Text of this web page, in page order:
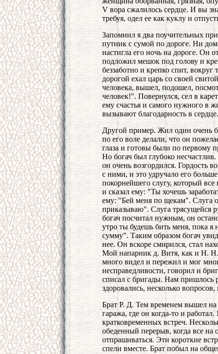
V вора сжалилось сердце. И вы
требуя, одел ее как куклу и
Запомнил я два поучительных
путник с сумой по дороге. Ни
настигла его ночь на дороге. Он
подложил мешок под голову и
беззаботно и крепко спит, вокруг
дорогой ехал царь со своей
человека, вышел, подошел,
человек!". Повернулся, сел в
ему счастья и самого нужного в
вызывают благодарность в сердце.
Другой пример. Жил один очень
по его воле делали, что он
глаза и готовы были по первому
Но богач был глубоко
он очень возгордился. Гордость
с ними, и это удручало его
покорнейшего слугу, который
и сказал ему: "Ты хочешь
ему: "Бей меня по щекам". Слуга
приказываю". Слуга трясущейся
богач посчитал нужным, он
утро ты будешь бить меня, пока я
сумму". Таким образом богач
нее. Он вскоре смирился, стал
Мой напарник д. Витя, как и Н.
много видел и пережил и мог
несправедливости, говорил и
списал с бригады. Нам пришлось
здоровались, несколько
Брат Р. Д. Тем временем вышел на
гаража, где он когда-то и
кратковременных встреч.
обеденный перерыв, когда все на
отпрашиваться. Эти короткие
спели вместе. Брат побыл на